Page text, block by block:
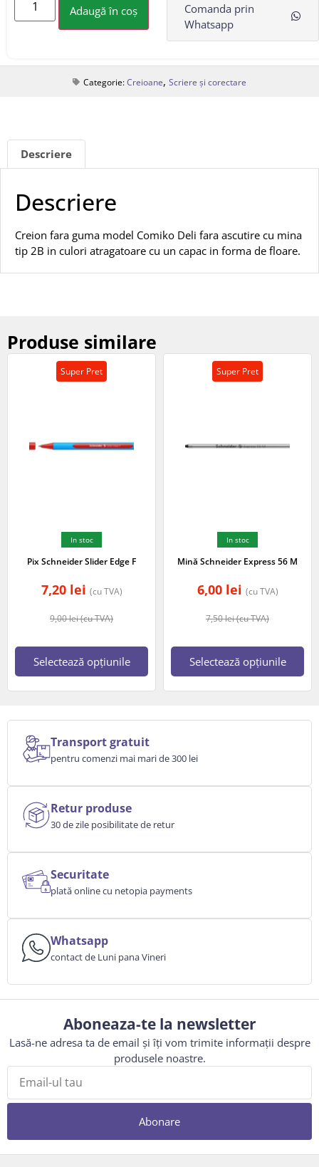
Adaugă în coș
Comanda prin
Whatsapp
Categorie:Creioane, Scriere și corectare
Descriere
Descriere
Creion fara guma model Comiko Deli fara ascutire cu mina
tip 2B in culori atragatoare cu un capac in forma de floare.
Produse similare
Super Pret
In stoc
Pix Schneider Slider Edge F
9,00lei(cu TVA)
7,20 lei (cu TVA)
Selectează opțiunile
Super Pret
In stoc
Mină Schneider Express 56 M
7,50lei(cu TVA)
6,00 lei (cu TVA)
Selectează opțiunile
Transport gratuit
pentru comenzi mai mari de 300 lei
Retur produse
30 de zile posibilitate de retur
Securitate
plată online cu netopia payments
Whatsapp
contact de Luni pana Vineri
Aboneaza-te la newsletter
Lasă-ne adresa ta de email și îți vom trimite informații despre
produsele noastre.
Abonare